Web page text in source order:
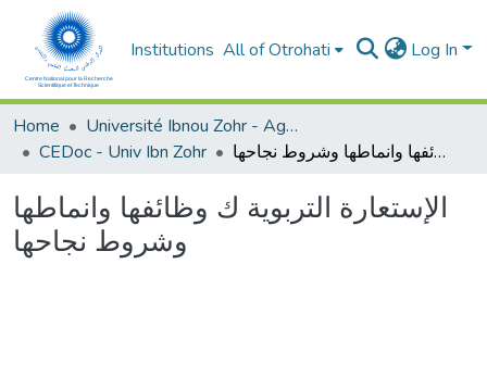
Institutions All of Otrohati Log In
Home
Université Ibnou Zohr - Agadir
CEDoc - Univ Ibn Zohr
الإستعارة التربوية ك وظائفها وانماطها وشروط نجاحها
الإستعارة التربوية ك وظائفها وانماطها
وشروط نجاحها